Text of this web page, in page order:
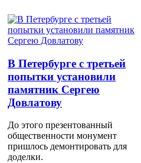
В Петербурге с третьей
попытки установили
памятник Сергею
Довлатову
До этого презентованный
общественности монумент
пришлось демонтировать для
доделки.